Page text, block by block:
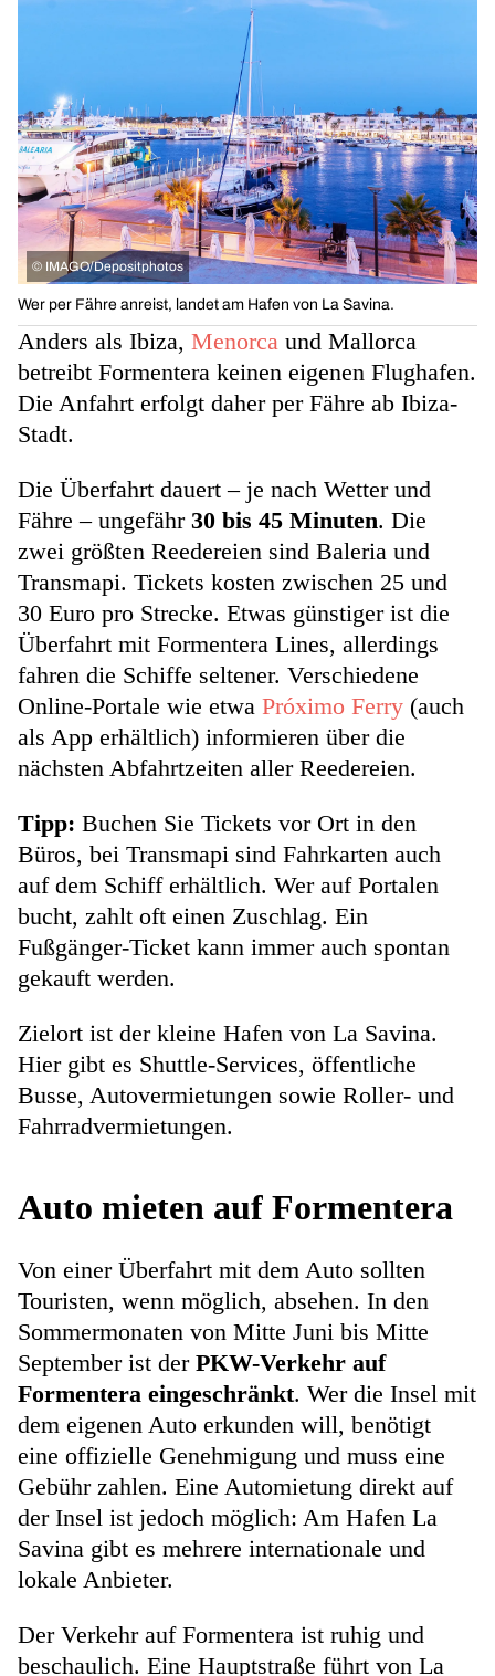
© IMAGO/Depositphotos
Wer per Fähre anreist, landet am Hafen von La Savina.
Anders als Ibiza, Menorca und Mallorca
betreibt Formentera keinen eigenen Flughafen.
Die Anfahrt erfolgt daher per Fähre ab Ibiza-
Stadt.
Die Überfahrt dauert – je nach Wetter und
Fähre – ungefähr 30 bis 45 Minuten. Die
zwei größten Reedereien sind Baleria und
Transmapi. Tickets kosten zwischen 25 und
30 Euro pro Strecke. Etwas günstiger ist die
Überfahrt mit Formentera Lines, allerdings
fahren die Schiffe seltener. Verschiedene
Online-Portale wie etwa Próximo Ferry (auch
als App erhältlich) informieren über die
nächsten Abfahrtzeiten aller Reedereien.
Tipp: Buchen Sie Tickets vor Ort in den
Büros, bei Transmapi sind Fahrkarten auch
auf dem Schiff erhältlich. Wer auf Portalen
bucht, zahlt oft einen Zuschlag. Ein
Fußgänger-Ticket kann immer auch spontan
gekauft werden.
Zielort ist der kleine Hafen von La Savina.
Hier gibt es Shuttle-Services, öffentliche
Busse, Autovermietungen sowie Roller- und
Fahrradvermietungen.
Auto mieten auf Formentera
Von einer Überfahrt mit dem Auto sollten
Touristen, wenn möglich, absehen. In den
Sommermonaten von Mitte Juni bis Mitte
September ist der PKW-Verkehr auf
Formentera eingeschränkt. Wer die Insel mit
dem eigenen Auto erkunden will, benötigt
eine offizielle Genehmigung und muss eine
Gebühr zahlen. Eine Automietung direkt auf
der Insel ist jedoch möglich: Am Hafen La
Savina gibt es mehrere internationale und
lokale Anbieter.
Der Verkehr auf Formentera ist ruhig und
beschaulich. Eine Hauptstraße führt von La